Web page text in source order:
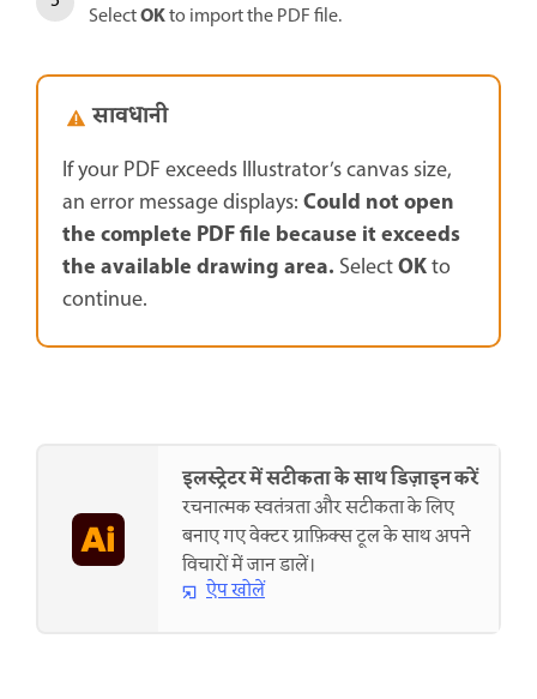
SelectOKto import the PDF file.
सावधानी
If your PDF exceeds Illustrator’s canvas size,
an error message displays:Could not open
the complete PDF file because it exceeds
the available drawing area. SelectOKto
continue.
इलस्ट्रेटर में सटीकता के साथ डिज़ाइन करें
रचनात्मक स्वतंत्रता और सटीकता के लिए
बनाए गए वेक्टर ग्राफ़िक्स टूल के साथ अपने
विचारों में जान डालें।
ऐप खोलें